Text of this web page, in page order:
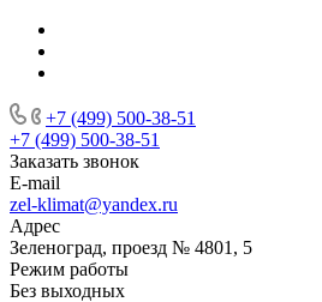
+7 (499) 500-38-51
+7 (499) 500-38-51
Заказать звонок
E-mail
zel-klimat@yandex.ru
Адрес
Зеленоград, проезд № 4801, 5
Режим работы
Без выходных